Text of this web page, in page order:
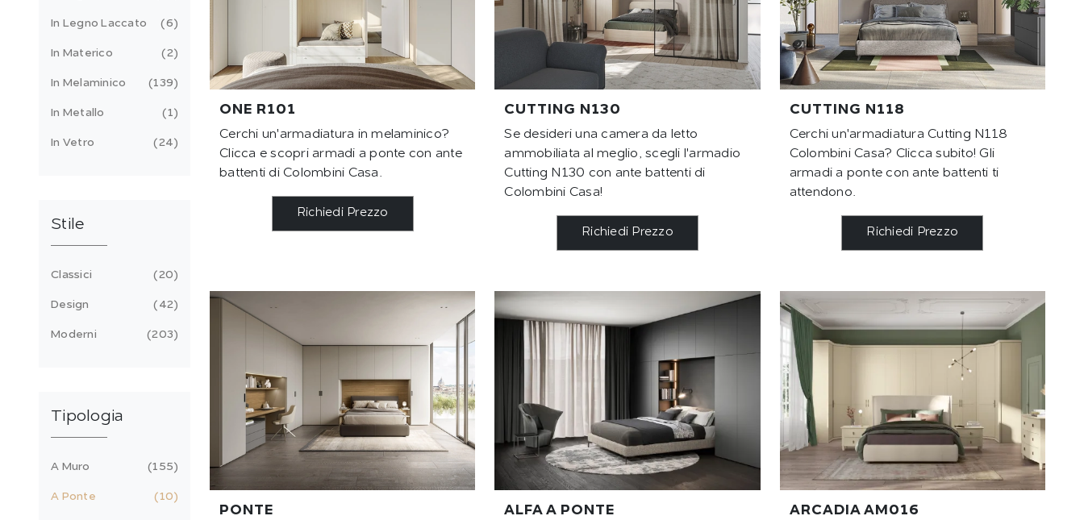
ONE R101
Cerchi un'armadiatura in melaminico?
Clicca e scopri armadi a ponte con ante
battenti di Colombini Casa.
Richiedi Prezzo
CUTTING N130
Se desideri una camera da letto
ammobiliata al meglio, scegli l'armadio
Cutting N130 con ante battenti di
Colombini Casa!
Richiedi Prezzo
CUTTING N118
Cerchi un'armadiatura Cutting N118
Colombini Casa? Clicca subito! Gli
armadi a ponte con ante battenti ti
attendono.
Richiedi Prezzo
PONTE ALFA A PONTE ARCADIA AM016
In Legno Laccato 6
In Materico 2
In Melaminico 139
In Metallo 1
In Vetro 24
Stile
Classici 20
Design 42
Moderni 203
Tipologia
A Muro 155
A Ponte 10